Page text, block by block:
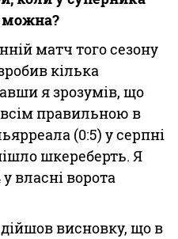
можна?
матч того сезону
кілька
я зрозумів, що
правильною в
(0:5) у серпні
шкереберть. Я
власні ворота
висновку, що в